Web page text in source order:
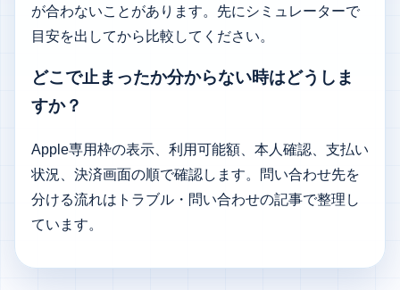
が合わないことがあります。先にシミュレーターで
目安を出してから比較してください。
どこで止まったか分からない時はどうしま
すか？
Apple専用枠の表示、利用可能額、本人確認、支払い
状況、決済画面の順で確認します。問い合わせ先を
分ける流れは トラブル・問い合わせの記事で整理し
ています。